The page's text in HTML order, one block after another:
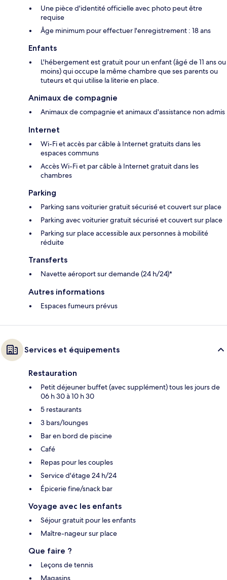
Une pièce d'identité officielle avec photo peut être
requise
Âge minimum pour effectuer l'enregistrement : 18 ans
Enfants
L'hébergement est gratuit pour un enfant (âgé de 11 ans ou
moins) qui occupe la même chambre que ses parents ou
tuteurs et qui utilise la literie en place.
Animaux de compagnie
Animaux de compagnie et animaux d'assistance non admis
Internet
Wi-Fi et accès par câble à Internet gratuits dans les
espaces communs
Accès Wi-Fi et par câble à Internet gratuit dans les
chambres
Parking
Parking sans voiturier gratuit sécurisé et couvert sur place
Parking avec voiturier gratuit sécurisé et couvert sur place
Parking sur place accessible aux personnes à mobilité
réduite
Transferts
Navette aéroport sur demande (24 h/24)*
Autres informations
Espaces fumeurs prévus
Services et équipements
Restauration
Petit déjeuner buffet (avec supplément) tous les jours de
06 h 30 à 10 h 30
5 restaurants
3 bars/lounges
Bar en bord de piscine
Café
Repas pour les couples
Service d'étage 24 h/24
Épicerie fine/snack bar
Voyage avec les enfants
Séjour gratuit pour les enfants
Maître-nageur sur place
Que faire ?
Leçons de tennis
Magasins